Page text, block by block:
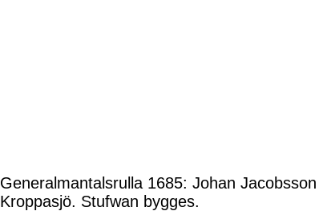
Generalmantalsrulla 1685: Johan
Kroppasjö. Stufwan bygges.